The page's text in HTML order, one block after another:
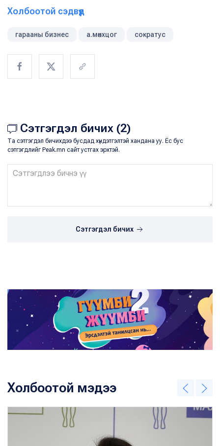
Холбоотой сэдвүүд
гарааны бизнес а.мөнхцог сократус
Сэтгэгдэл бичих (2)
Та сэтгэгдэл бичихдээ бусдад хүндэтгэлтэй хандана уу. Ёс бус
сэтгэгдлийг Peak.mn сайт устгах эрхтэй.
Сэтгэгдэл бичих
Холбоотой мэдээ